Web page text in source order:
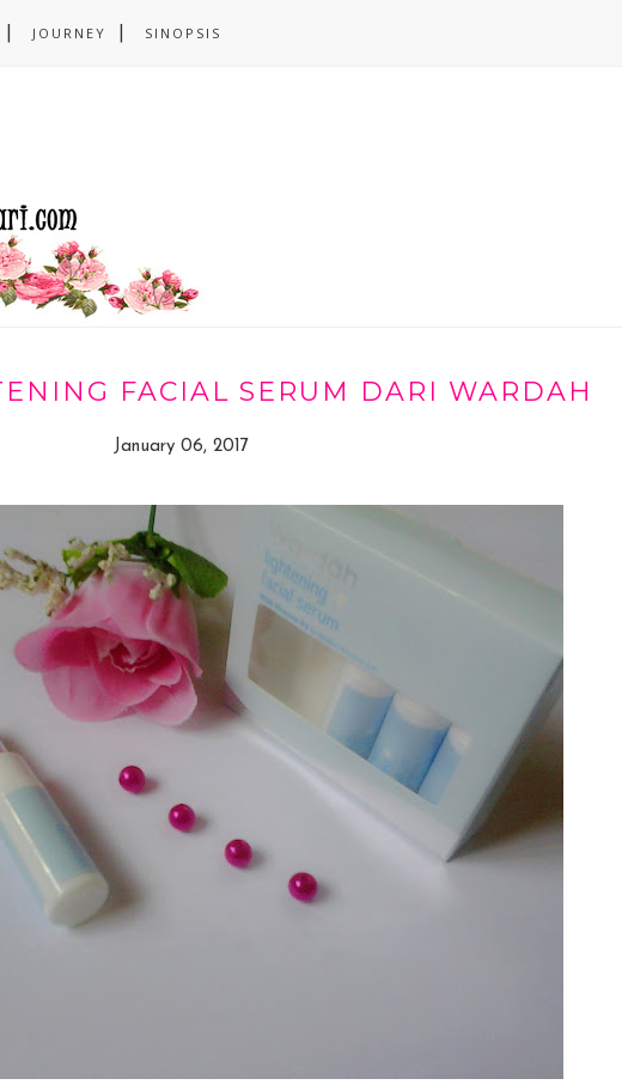
JOURNEY SINOPSIS
FACIAL SERUM DARI WARDAH
January 06, 2017